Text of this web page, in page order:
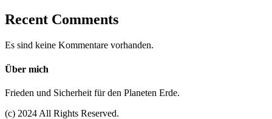
Recent Comments
Es sind keine Kommentare vorhanden.
Über mich
Frieden und Sicherheit für den Planeten Erde.
(c) 2024 All Rights Reserved.